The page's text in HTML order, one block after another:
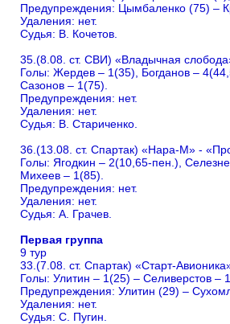
Предупреждения: Цымбаленко (75) –
Удаления: нет.
Судья: В. Кочетов.
35.(8.08. ст. СВИ) «Владычная
Голы: Жердев – 1(35), Богданов –
Сазонов – 1(75).
Предупреждения: нет.
Удаления: нет.
Судья: В. Стариченко.
36.(13.08. ст. Спартак) «Нара-М» -
Голы: Ягодкин – 2(10,65-пен.),
Михеев – 1(85).
Предупреждения: нет.
Удаления: нет.
Судья: А. Грачев.
Первая группа
9 тур
33.(7.08. ст. Спартак) «Старт-
Голы: Улитин – 1(25) – Селиверстов –
Предупреждения: Улитин (29) –
Удаления: нет.
Судья: С. Пугин.